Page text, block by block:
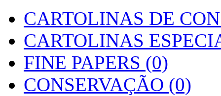
CARTOLINAS DE
CARTOLINAS
FINE PAPERS (0)
CONSERVAÇÃO (0)